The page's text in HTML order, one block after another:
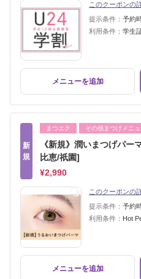
このクーポンの
提示条件： 予約
利用条件： 学生
メニューを追加
新
規
まつエク その他まつげメニュ
《新規》潤いまつげパ
比恵/祇園]
¥2,990
このクーポンの
提示条件： 予約
利用条件： Hot
メニューを追加